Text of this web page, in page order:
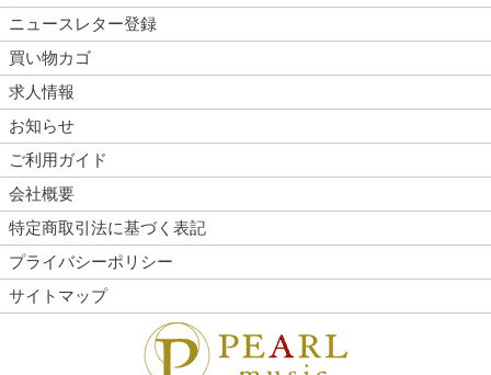
ニュースレター登録
買い物カゴ
求人情報
お知らせ
ご利用ガイド
会社概要
特定商取引法に基づく表記
プライバシーポリシー
サイトマップ